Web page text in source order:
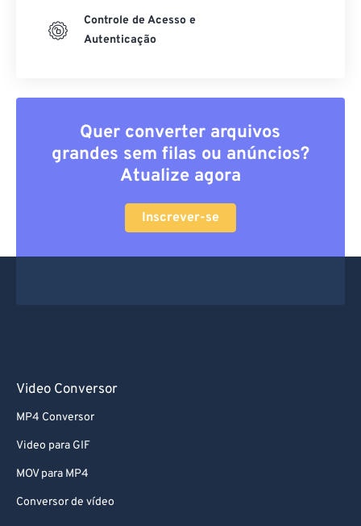
Controle de Acesso e
Autenticação
Quer converter arquivos
grandes sem filas ou anúncios?
Atualize agora
Inscrever-se
Video Conversor
MP4 Conversor
Video para GIF
MOV para MP4
Conversor de vídeo